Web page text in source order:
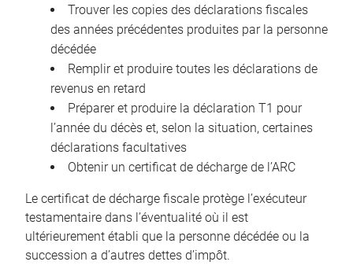
Trouver les copies des déclarations fiscales
des années précédentes produites par la personne
décédée
Remplir et produire toutes les déclarations de
revenus en retard
Préparer et produire la déclaration T1 pour
l’année du décès et, selon la situation, certaines
déclarations facultatives
Obtenir un certificat de décharge de l’ARC
Le certificat de décharge fiscale protège l’exécuteur
testamentaire dans l’éventualité où il est
ultérieurement établi que la personne décédée ou la
succession a d’autres dettes d’impôt.